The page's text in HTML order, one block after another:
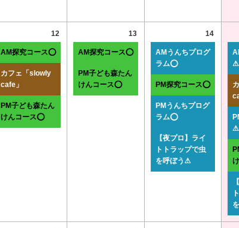
12
AM探究コース⭕
カフェ「slowly
cafe」
PM子ども森たん
けんコース⭕
13
AM探究コース⭕
PM子ども森たん
けんコース⭕
14
AMうんちプログ
ラム⭕
PM探究コース⭕
PMうんちプログ
ラム⭕
【夜プロ】ライ
トトラップで虫
を呼ぼう⚠
⚠
⚠